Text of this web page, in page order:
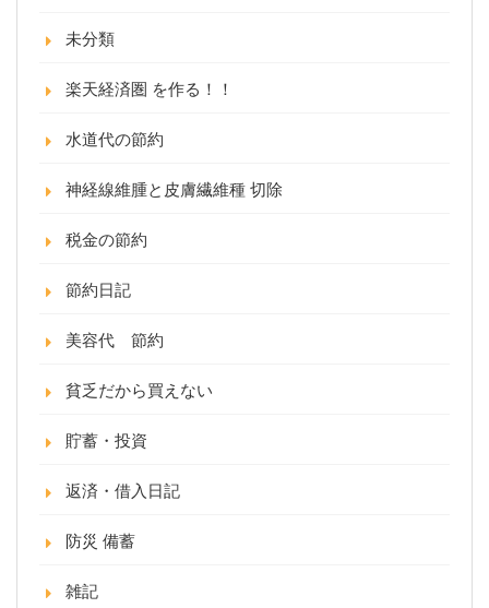
未分類
楽天経済圏 を作る！！
水道代の節約
神経線維腫と皮膚繊維種 切除
税金の節約
節約日記
美容代 節約
貧乏だから買えない
貯蓄・投資
返済・借入日記
防災 備蓄
雑記